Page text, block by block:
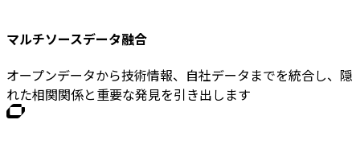
マルチソースデータ融合
オープンデータから技術情報、自社データまでを統合し、隠
れた相関関係と重要な発見を引き出します